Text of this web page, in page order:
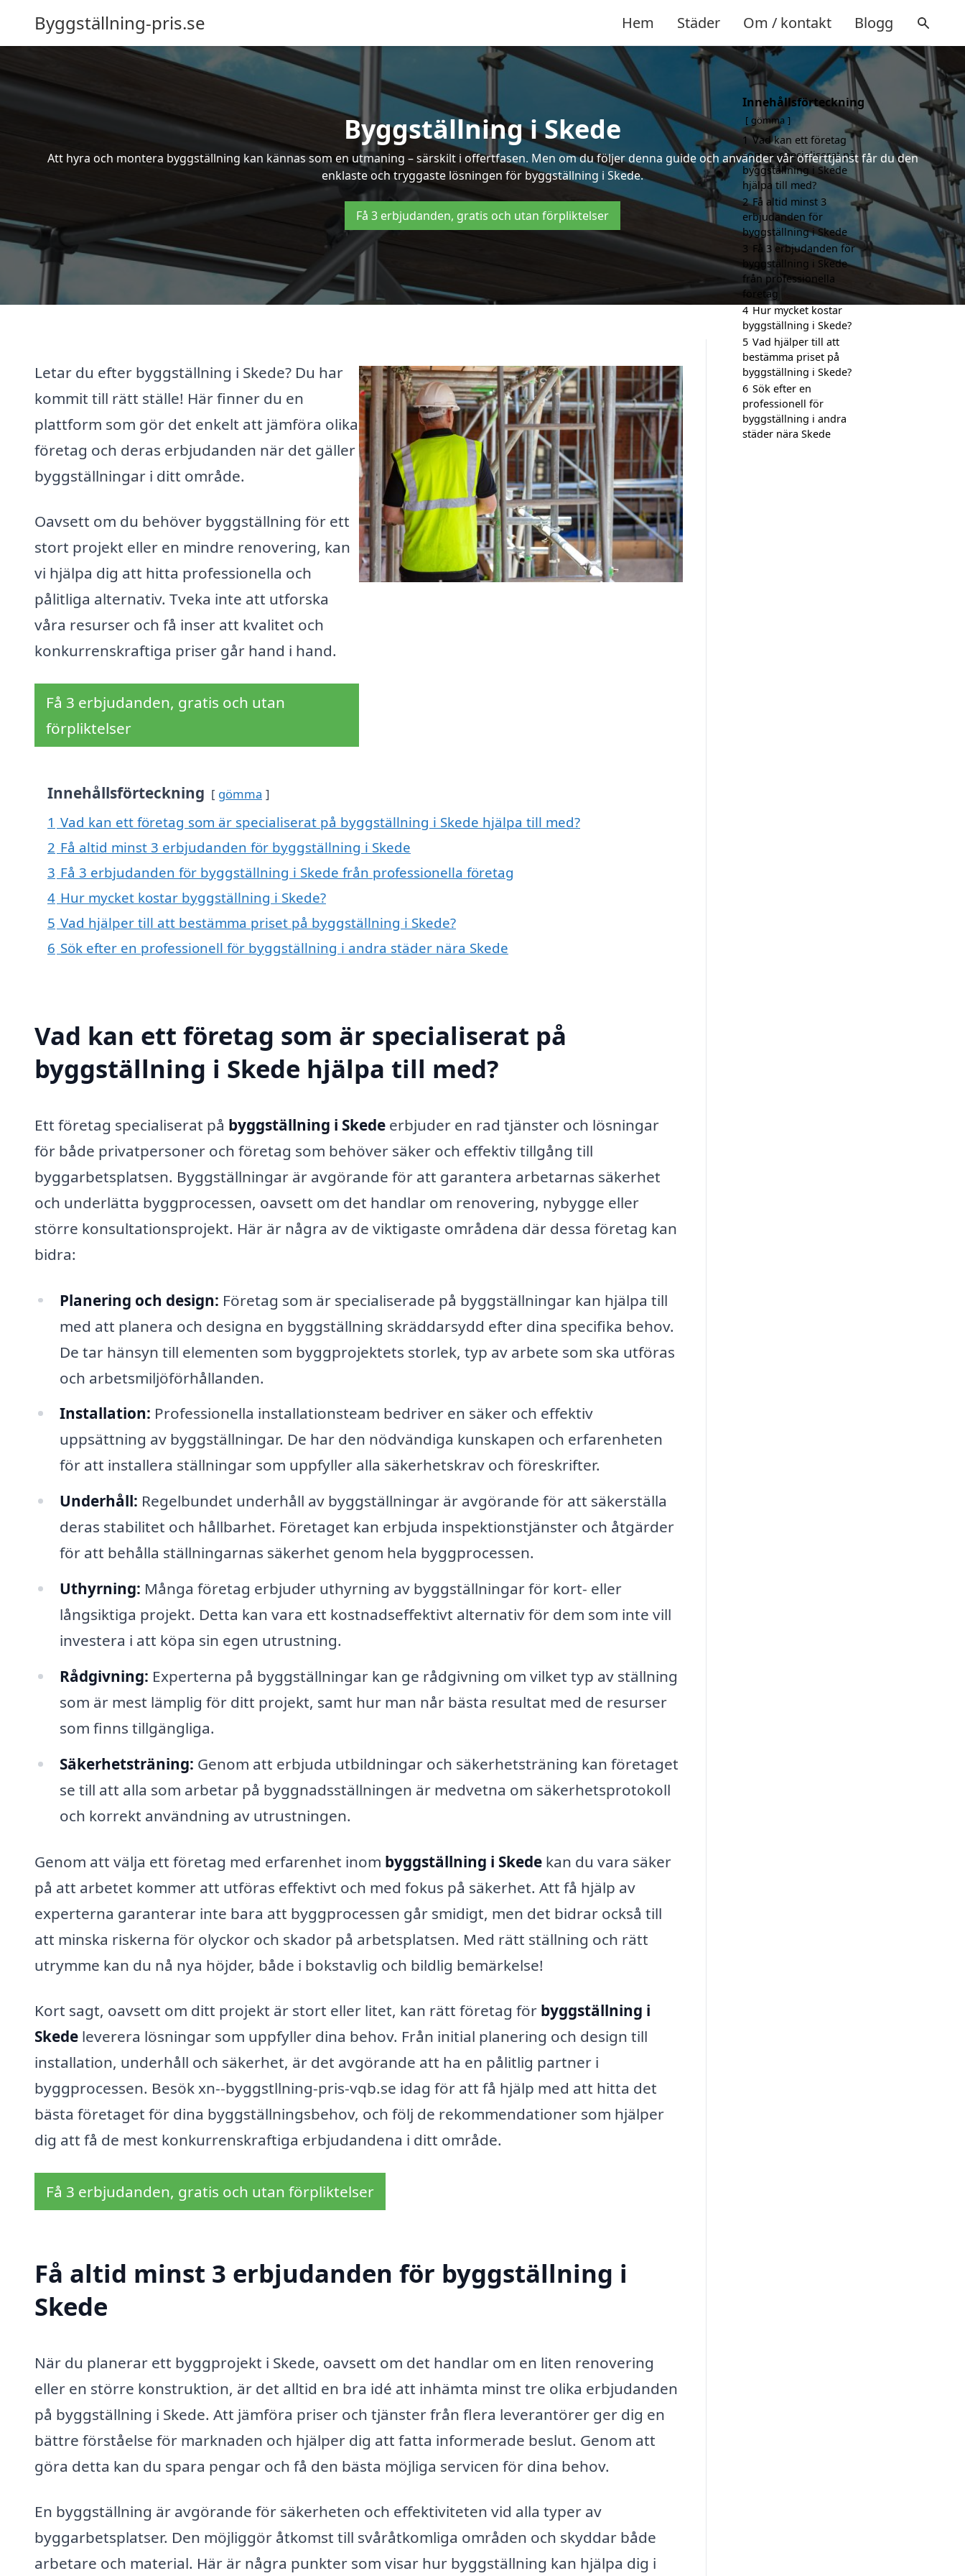
Byggställning-pris.se Hem Städer Om / kontakt Blogg
Byggställning i Skede
Att hyra och montera byggställning kan kännas som en utmaning – särskilt i offertfasen. Men om du följer denna guide och använder vår offerttjänst får du den
enklaste och tryggaste lösningen för byggställning i Skede.
Få 3 erbjudanden, gratis och utan förpliktelser
Letar du efter byggställning i Skede? Du har
kommit till rätt ställe! Här finner du en
plattform som gör det enkelt att jämföra olika
företag och deras erbjudanden när det gäller
byggställningar i ditt område.
Oavsett om du behöver byggställning för ett
stort projekt eller en mindre renovering, kan
vi hjälpa dig att hitta professionella och
pålitliga alternativ. Tveka inte att utforska
våra resurser och få inser att kvalitet och
konkurrenskraftiga priser går hand i hand.
Få 3 erbjudanden, gratis och utan
förpliktelser
Innehållsförteckning gömma
1 Vad kan ett företag som är specialiserat på byggställning i Skede hjälpa till med?
2 Få altid minst 3 erbjudanden för byggställning i Skede
3 Få 3 erbjudanden för byggställning i Skede från professionella företag
4 Hur mycket kostar byggställning i Skede?
5 Vad hjälper till att bestämma priset på byggställning i Skede?
6 Sök efter en professionell för byggställning i andra städer nära Skede
Vad kan ett företag som är specialiserat på
byggställning i Skede hjälpa till med?
Ett företag specialiserat på byggställning i Skede erbjuder en rad tjänster och lösningar
för både privatpersoner och företag som behöver säker och effektiv tillgång till
byggarbetsplatsen. Byggställningar är avgörande för att garantera arbetarnas säkerhet
och underlätta byggprocessen, oavsett om det handlar om renovering, nybygge eller
större konsultationsprojekt. Här är några av de viktigaste områdena där dessa företag kan
bidra:
Planering och design: Företag som är specialiserade på byggställningar kan hjälpa till
med att planera och designa en byggställning skräddarsydd efter dina specifika behov.
De tar hänsyn till elementen som byggprojektets storlek, typ av arbete som ska utföras
och arbetsmiljöförhållanden.
Installation: Professionella installationsteam bedriver en säker och effektiv
uppsättning av byggställningar. De har den nödvändiga kunskapen och erfarenheten
för att installera ställningar som uppfyller alla säkerhetskrav och föreskrifter.
Underhåll: Regelbundet underhåll av byggställningar är avgörande för att säkerställa
deras stabilitet och hållbarhet. Företaget kan erbjuda inspektionstjänster och åtgärder
för att behålla ställningarnas säkerhet genom hela byggprocessen.
Uthyrning: Många företag erbjuder uthyrning av byggställningar för kort- eller
långsiktiga projekt. Detta kan vara ett kostnadseffektivt alternativ för dem som inte vill
investera i att köpa sin egen utrustning.
Rådgivning: Experterna på byggställningar kan ge rådgivning om vilket typ av ställning
som är mest lämplig för ditt projekt, samt hur man når bästa resultat med de resurser
som finns tillgängliga.
Säkerhetsträning: Genom att erbjuda utbildningar och säkerhetsträning kan företaget
se till att alla som arbetar på byggnadsställningen är medvetna om säkerhetsprotokoll
och korrekt användning av utrustningen.
Genom att välja ett företag med erfarenhet inom byggställning i Skede kan du vara säker
på att arbetet kommer att utföras effektivt och med fokus på säkerhet. Att få hjälp av
experterna garanterar inte bara att byggprocessen går smidigt, men det bidrar också till
att minska riskerna för olyckor och skador på arbetsplatsen. Med rätt ställning och rätt
utrymme kan du nå nya höjder, både i bokstavlig och bildlig bemärkelse!
Kort sagt, oavsett om ditt projekt är stort eller litet, kan rätt företag för byggställning i
Skede leverera lösningar som uppfyller dina behov. Från initial planering och design till
installation, underhåll och säkerhet, är det avgörande att ha en pålitlig partner i
byggprocessen. Besök xn--byggstllning-pris-vqb.se idag för att få hjälp med att hitta det
bästa företaget för dina byggställningsbehov, och följ de rekommendationer som hjälper
dig att få de mest konkurrenskraftiga erbjudandena i ditt område.
Få 3 erbjudanden, gratis och utan förpliktelser
Få altid minst 3 erbjudanden för byggställning i
Skede
När du planerar ett byggprojekt i Skede, oavsett om det handlar om en liten renovering
eller en större konstruktion, är det alltid en bra idé att inhämta minst tre olika erbjudanden
på byggställning i Skede. Att jämföra priser och tjänster från flera leverantörer ger dig en
bättre förståelse för marknaden och hjälper dig att fatta informerade beslut. Genom att
göra detta kan du spara pengar och få den bästa möjliga servicen för dina behov.
En byggställning är avgörande för säkerheten och effektiviteten vid alla typer av
byggarbetsplatser. Den möjliggör åtkomst till svåråtkomliga områden och skyddar både
arbetare och material. Här är några punkter som visar hur byggställning kan hjälpa dig i
Innehållsförteckning
gömma
1 Vad kan ett företag
som är specialiserat på
byggställning i Skede
hjälpa till med?
2 Få altid minst 3
erbjudanden för
byggställning i Skede
3 Få 3 erbjudanden för
byggställning i Skede
från professionella
företag
4 Hur mycket kostar
byggställning i Skede?
5 Vad hjälper till att
bestämma priset på
byggställning i Skede?
6 Sök efter en
professionell för
byggställning i andra
städer nära Skede